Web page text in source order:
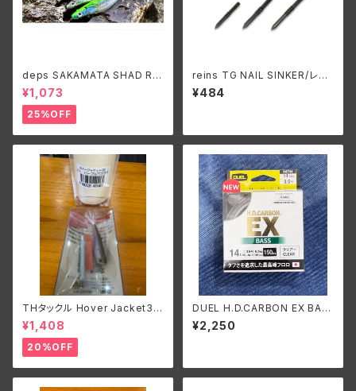
deps SAKAMATA SHAD RE
AL 6''/デプス サカマタシャッド
リアル 6インチ
¥1,073
25%OFF
reins TG NAIL SINKER/レイ
ン TG ネイルシンカー
¥484
THタックル Hover Jacket3
9/ホバージャケット39
¥1,408
20%OFF
DUEL H.D.CARBON EX BAS
S 14Lbs./デュエル HDカーボ
¥2,250